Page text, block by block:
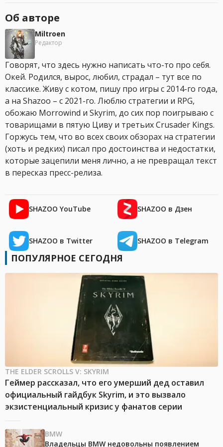
Об авторе
Miltroen
Редактор
Говорят, что здесь нужно написать что-то про себя.
Окей. Родился, вырос, любил, страдал – тут все по
классике. Живу с котом, пишу про игры с 2014-го года,
а на Shazoo – с 2021-го. Люблю стратегии и RPG,
обожаю Morrowind и Skyrim, до сих пор поигрываю с
товарищами в пятую Циву и третьих Crusader Kings.
Горжусь тем, что во всех своих обзорах на стратегии
(хоть и редких) писал про достоинства и недостатки,
которые зацепили меня лично, а не превращал текст
в пересказ пресс-релиза.
SHAZOO YouTube SHAZOO в Дзен
SHAZOO в Twitter SHAZOO в Telegram
ПОПУЛЯРНОЕ СЕГОДНЯ
THE ELDER SCROLLS V: SKYRIM
Геймер рассказал, что его умерший дед оставил
официальный гайдбук Skyrim, и это вызвало
экзистенциальный кризис у фанатов серии
BMW
Владельцы BMW недовольны появлением